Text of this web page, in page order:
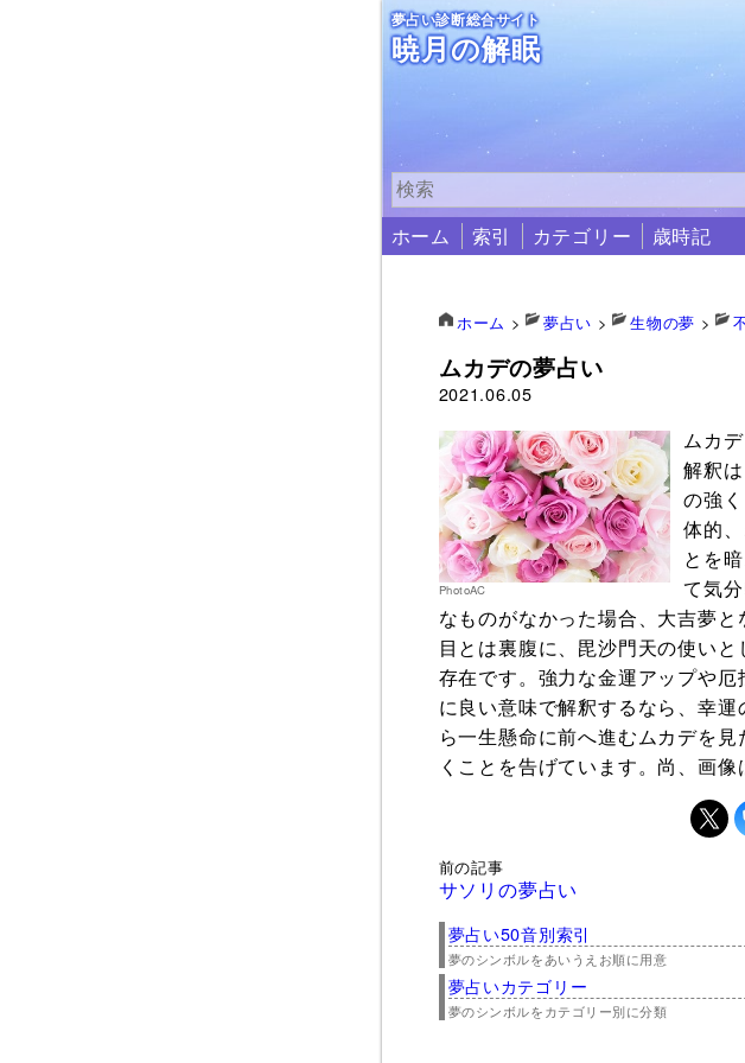
夢占い診断総合サイト
暁月の解眠
ホーム 索引 カテゴリー 歳時記
ホーム > 夢占い > 生物の夢 >
ムカデの夢占い
2021.06.05
PhotoAC
ムカ
解釈
の強
体的
とを
て気
なものがなかった場合、大吉夢
目とは裏腹に、毘沙門天の使い
存在です。強力な金運アップや
に良い意味で解釈するなら、幸
ら一生懸命に前へ進むムカデを
くことを告げています。尚、画
前の記事
サソリの夢占い
夢占い50音別索引
夢のシンボルをあいうえお順に用意
夢占いカテゴリー
夢のシンボルをカテゴリー別に分類